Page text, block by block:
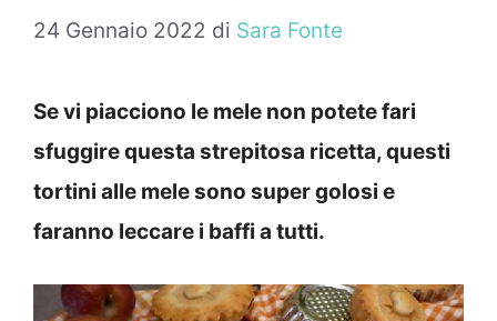
24 Gennaio 2022 di Sara Fonte
Se vi piacciono le mele non potete fari
sfuggire questa strepitosa ricetta, questi
tortini alle mele sono super golosi e
faranno leccare i baffi a tutti.